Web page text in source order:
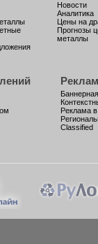
Новости
Аналитика
Цены на
Прогнозы
металлы
Реклама
Classified